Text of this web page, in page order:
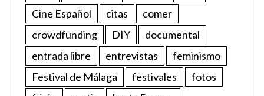
Cine Español
citas
comer
crowdfunding
DIY
documental
entrada libre
entrevistas
feminismo
Festival de Málaga
festivales
fotos